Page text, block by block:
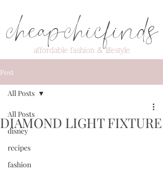
cheapchicfinds
affordable fashion & lifestyle
Post
All Posts
disney
recipes
fashion
All Posts
DIAMOND LIGHT FIXTURE